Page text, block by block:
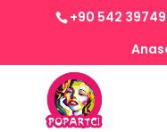
+90 542